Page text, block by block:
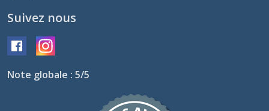
Suivez nous
Note globale : 5/5